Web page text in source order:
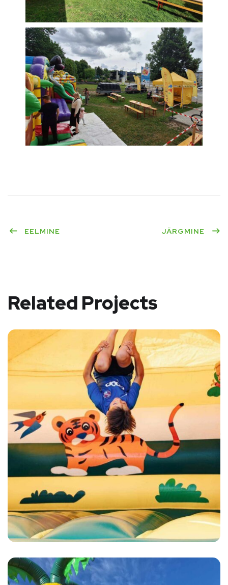
EELMINE JÄRGMINE
Related Projects